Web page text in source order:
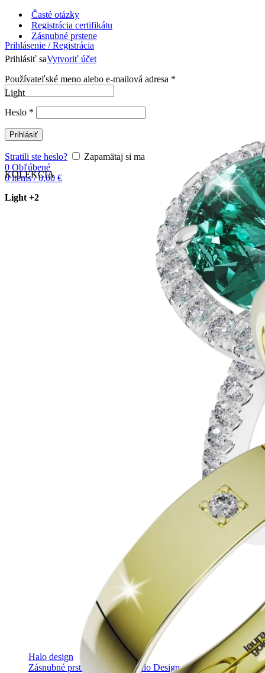
Časté otázky
Registrácia certifikátu
Prihlásenie / Registrácia
Prihlásiť saVytvoriť účet
Používateľské meno alebo e-mailová adresa *
Heslo *
Prihlásiť
Stratili ste heslo?
Zapamätaj si ma
0 Obľúbené
0items / 0,00 €
Zásnubné prstene
Halo design
Zásnubné prstne z kolekcie Halo Design.
Light
KOLEKCIA
Light +2